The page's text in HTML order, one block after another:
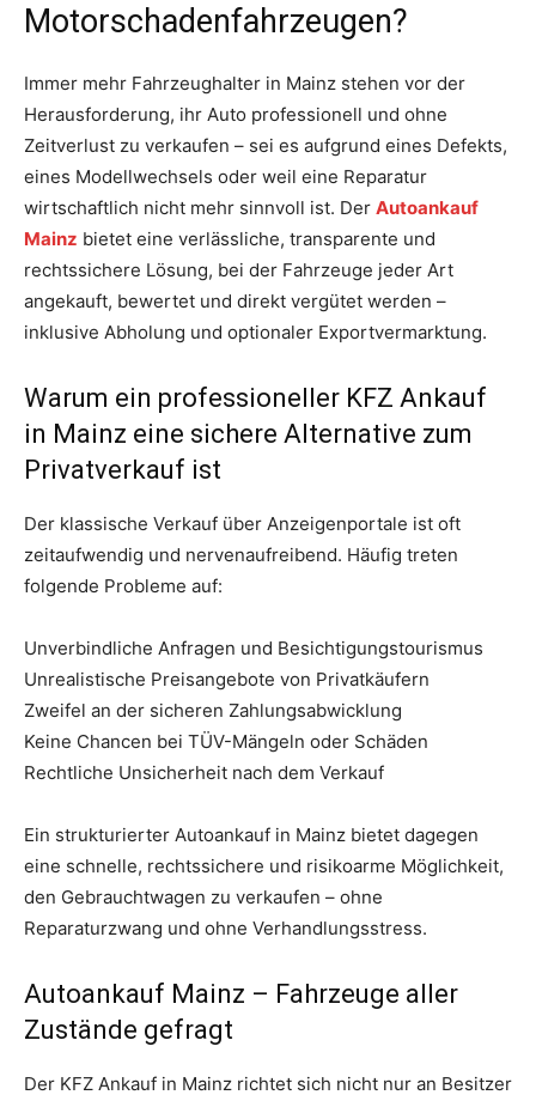
Motorschadenfahrzeugen?
Immer mehr Fahrzeughalter in Mainz stehen vor der
Herausforderung, ihr Auto professionell und ohne
Zeitverlust zu verkaufen – sei es aufgrund eines Defekts,
eines Modellwechsels oder weil eine Reparatur
wirtschaftlich nicht mehr sinnvoll ist. Der Autoankauf
Mainz bietet eine verlässliche, transparente und
rechtssichere Lösung, bei der Fahrzeuge jeder Art
angekauft, bewertet und direkt vergütet werden –
inklusive Abholung und optionaler Exportvermarktung.
Warum ein professioneller KFZ Ankauf
in Mainz eine sichere Alternative zum
Privatverkauf ist
Der klassische Verkauf über Anzeigenportale ist oft
zeitaufwendig und nervenaufreibend. Häufig treten
folgende Probleme auf:
Unverbindliche Anfragen und Besichtigungstourismus
Unrealistische Preisangebote von Privatkäufern
Zweifel an der sicheren Zahlungsabwicklung
Keine Chancen bei TÜV-Mängeln oder Schäden
Rechtliche Unsicherheit nach dem Verkauf
Ein strukturierter Autoankauf in Mainz bietet dagegen
eine schnelle, rechtssichere und risikoarme Möglichkeit,
den Gebrauchtwagen zu verkaufen – ohne
Reparaturzwang und ohne Verhandlungsstress.
Autoankauf Mainz – Fahrzeuge aller
Zustände gefragt
Der KFZ Ankauf in Mainz richtet sich nicht nur an Besitzer